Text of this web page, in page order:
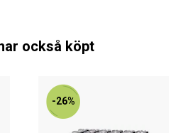
också köpt
-26%